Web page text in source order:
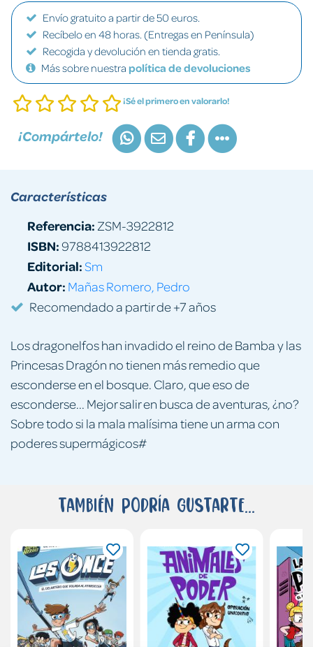
Envío gratuito a partir de 50 euros.
Recíbelo en 48 horas. (Entregas en Península)
Recogida y devolución en tienda gratis.
Más sobre nuestra política de devoluciones
¡Sé el primero en valorarlo!
¡Compártelo!
Los dragonelfos han invadido el reino de Bamba y las
Princesas Dragón no tienen más remedio que
esconderse en el bosque. Claro, que eso de
esconderse... Mejor salir en busca de aventuras, ¿no?
Sobre todo si la mala malísima tiene un arma con
poderes supermágicos#
Características
Referencia: ZSM-3922812
ISBN:9788413922812
Editorial:Sm
Autor: Mañas Romero, Pedro
Recomendado a partir de +7 años
También podría gustarte...